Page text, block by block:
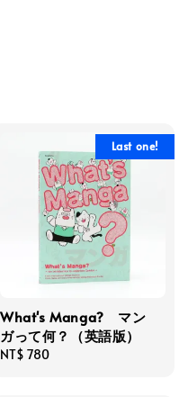
Last one!
What's Manga? マン
ガって何？（英語版）
Regular
NT$ 780